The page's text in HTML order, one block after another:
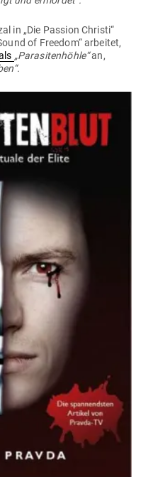
in „Die Passion Christi“
of Freedom“ arbeitet,
„Para­si­ten­höhle“an,